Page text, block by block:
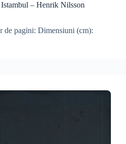
– Henrik Nilsson
de pagini: Dimensiuni (cm):